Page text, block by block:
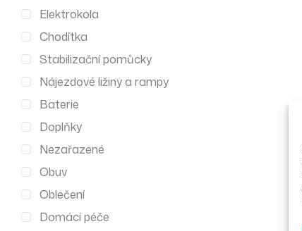
Elektrokola
Chodítka
Stabilizační pomůcky
Nájezdové ližiny a rampy
Baterie
Doplňky
Nezařazené
Obuv
Oblečení
Domácí péče